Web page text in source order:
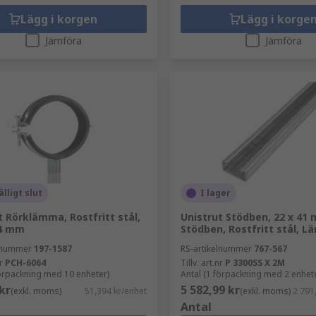
Lägg i korgen
Jämföra
Lägg i
Jämföra
slut
Rörklämma, Rostfritt stål,
mm
197-1587
PCH-6064
med 10 enheter)
(exkl. moms) 51,394 kr/enhet
I lager
Unistrut Stödben, 22 x 41
Stödben, Rostfritt stål,
RS-artikelnummer 767-567
Tillv. art.nr P 3300SS X 2M
Antal (1 förpackning med 2
5 582,99 kr(exkl. moms) 2
Antal